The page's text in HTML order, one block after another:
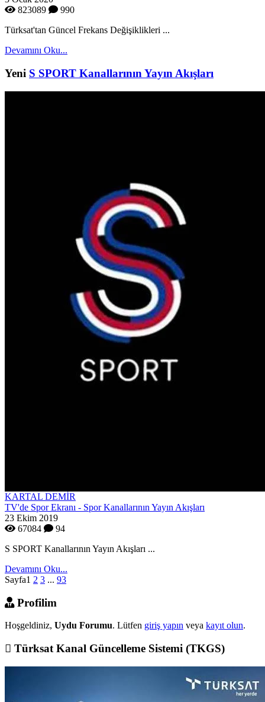
823089
990
Türksat'tan Güncel Frekans Değişiklikleri ...
Devamını Oku...
Yeni S SPORT Kanallarının Yayın Akışları
KARTAL DEMİR
TV'de Spor Ekranı - Spor Kanallarının Yayın Akışları
23 Ekim 2019
67084
94
S SPORT Kanallarının Yayın Akışları ...
Devamını Oku...
Sayfa1 2 3 ... 93
Profilim
Hoşgeldiniz, Uydu Forumu. Lütfen giriş yapın veya kayıt olun.
Türksat Kanal Güncelleme Sistemi (TKGS)